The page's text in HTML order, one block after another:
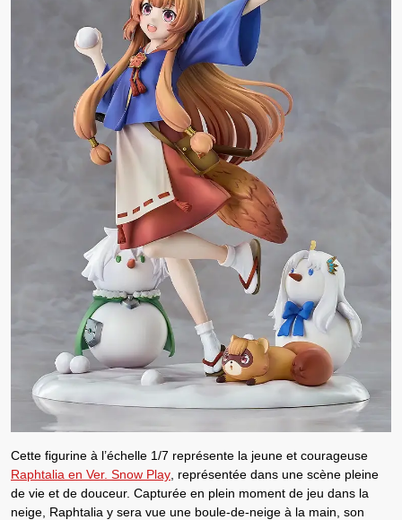
Cette figurine à l’échelle 1/7 représente la jeune et courageuse
Raphtalia en Ver. Snow Play , représentée dans une scène pleine
de vie et de douceur. Capturée en plein moment de jeu dans la
neige, Raphtalia y sera vue une boule-de-neige à la main, son